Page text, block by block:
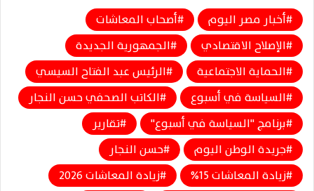
أخبار مصر اليوم
أصحاب المعاشات
الإصلاح الاقتصادي
الجمهورية الجديدة
الحماية الاجتماعية
الرئيس عبد الفتاح السيسي
السياسة في أسبوع
الكاتب الصحفي حسن النجار
برنامج "السياسة في أسبوع"
تقارير
جريدة الوطن اليوم
حسن النجار
زيادة المعاشات 15%
زيادة المعاشات 2026